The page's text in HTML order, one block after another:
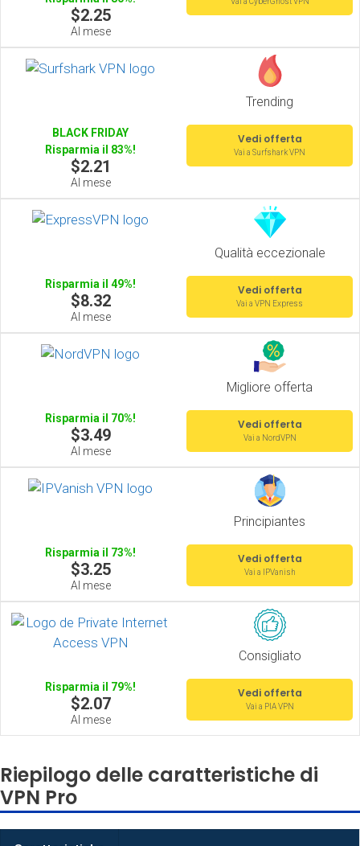
$2.25
Al mese
Trending
BLACK FRIDAY
Risparmia il 83%!
$2.21
Al mese
Vedi offerta
Vai a Surfshark VPN
Qualità eccezionale
Risparmia il 49%!
$8.32
Al mese
Vedi offerta
Vai a VPN Express
Migliore offerta
Risparmia il 70%!
$3.49
Al mese
Vedi offerta
Vai a NordVPN
Principiantes
Risparmia il 73%!
$3.25
Al mese
Vedi offerta
Vai a IPVanish
Consigliato
Risparmia il 79%!
$2.07
Al mese
Vedi offerta
Vai a PIA VPN
Riepilogo delle caratteristiche di
VPN Pro